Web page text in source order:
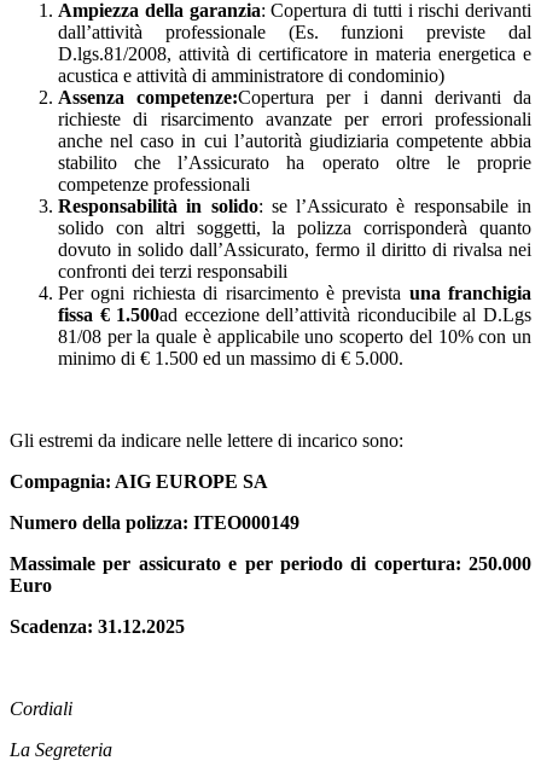
Ampiezza della garanzia: Copertura di tutti i rischi derivanti
dall’attività professionale (Es. funzioni previste dal
D.lgs.81/2008, attività di certificatore in materia energetica e
acustica e attività di amministratore di condominio)
Assenza competenze:Copertura per i danni derivanti da
richieste di risarcimento avanzate per errori professionali
anche nel caso in cui l’autorità giudiziaria competente abbia
stabilito che l’Assicurato ha operato oltre le proprie
competenze professionali
Responsabilità in solido: se l’Assicurato è responsabile in
solido con altri soggetti, la polizza corrisponderà quanto
dovuto in solido dall’Assicurato, fermo il diritto di rivalsa nei
confronti dei terzi responsabili
Per ogni richiesta di risarcimento è prevista una franchigia
fissa € 1.500ad eccezione dell’attività riconducibile al D.Lgs
81/08 per la quale è applicabile uno scoperto del 10% con un
minimo di € 1.500 ed un massimo di € 5.000.
Gli estremi da indicare nelle lettere di incarico sono:
Compagnia: AIG EUROPE SA
Numero della polizza: ITEO000149
Massimale per assicurato e per periodo di copertura: 250.000
Euro
Scadenza: 31.12.2025
Cordiali
La Segreteria